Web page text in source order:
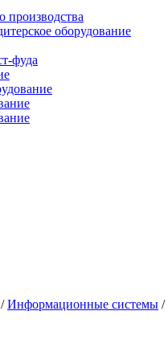
производства
оборудование
фуда
/ Информационные системы /